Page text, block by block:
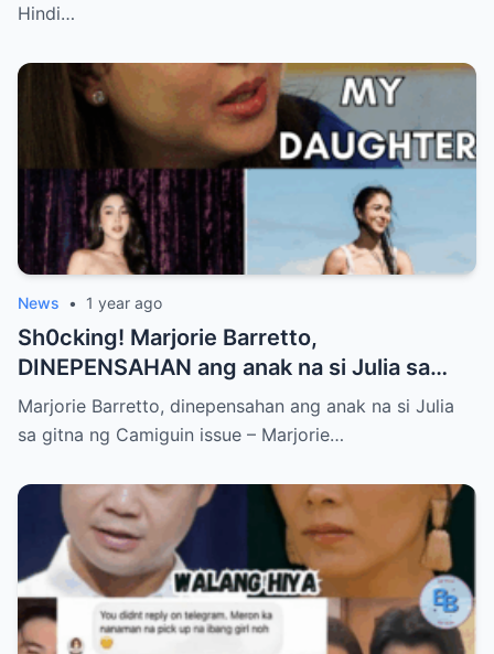
Hindi…
News • 1 year ago
Sh0cking! Marjorie Barretto,
DINEPENSAHAN ang anak na si Julia sa
gitna ng Camiguin issue
Marjorie Barretto, dinepensahan ang anak na si Julia
sa gitna ng Camiguin issue – Marjorie…